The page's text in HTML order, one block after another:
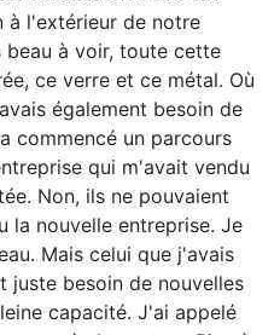
à l'extérieur de notre
beau à voir, toute cette
ce verre et ce métal. Où
également besoin de
commencé un parcours
qui m'avait vendu
Non, ils ne pouvaient
la nouvelle entreprise. Je
Mais celui que j'avais
juste besoin de nouvelles
capacité. J'ai appelé